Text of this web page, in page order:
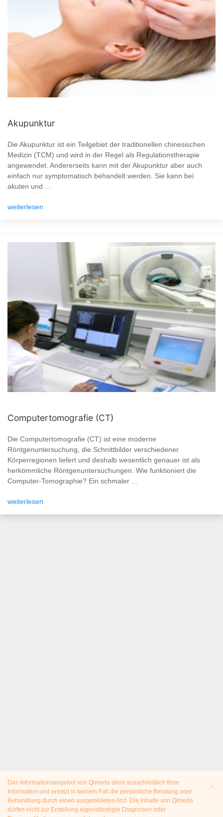
Akupunktur
Die Akupunktur ist ein Teilgebiet der traditionellen chinesischen
Medizin (TCM) und wird in der Regel als Regulationstherapie
angewendet. Andererseits kann mit der Akupunktur aber auch
einfach nur symptomatisch behandelt werden. Sie kann bei
akuten und ...
weiterlesen
Computertomografie (CT)
Die Computertomografie (CT) ist eine moderne
Röntgenuntersuchung, die Schnittbilder verschiedener
Körperregionen liefert und deshalb wesentlich genauer ist als
herkömmliche Röntgenuntersuchungen. Wie funktioniert die
Computer-Tomographie? Ein schmaler ...
weiterlesen
Das Informationsangebot von Qimeda dient ausschließlich Ihrer
Information und ersetzt in keinem Fall die persönliche Beratung oder
Behandlung durch einen ausgebildeten Arzt. Die Inhalte von Qimeda
dürfen nicht zur Erstellung eigenständiger Diagnosen oder